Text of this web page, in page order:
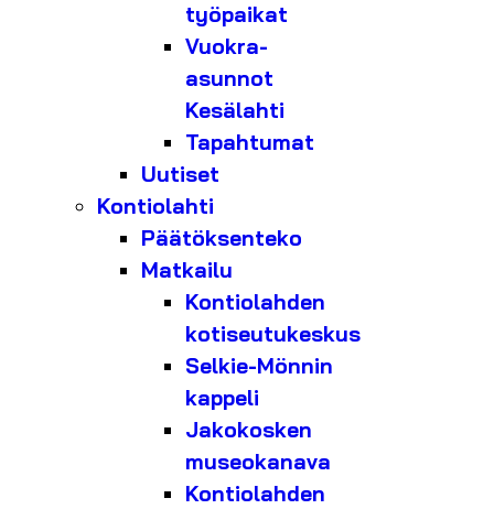
työpaikat
Vuokra-
asunnot
Kesälahti
Tapahtumat
Uutiset
Kontiolahti
Päätöksenteko
Matkailu
Kontiolahden
kotiseutukeskus
Selkie-Mönnin
kappeli
Jakokosken
museokanava
Kontiolahden